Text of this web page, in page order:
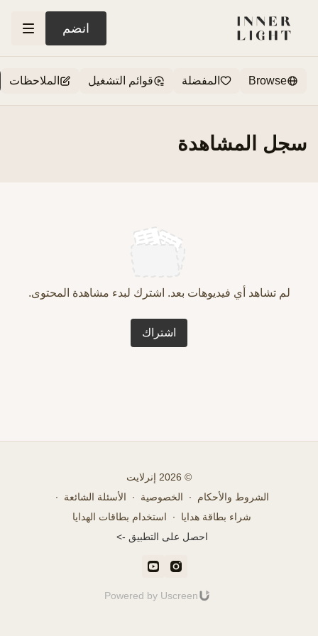
انضم
Browse المفضلة قوائم التشغيل الملاحظات
سجل المشاهدة
لم تشاهد أي فيديوهات بعد. اشترك لبدء مشاهدة المحتوى.
اشتراك
© 2026 إنرلايت
الشروط والأحكام
∙ الخصوصية ∙ الأسئلة الشائعة
∙
شراء بطاقة هدايا
∙
استخدام بطاقات الهدايا
احصل على التطبيق ->
Powered by Uscreen